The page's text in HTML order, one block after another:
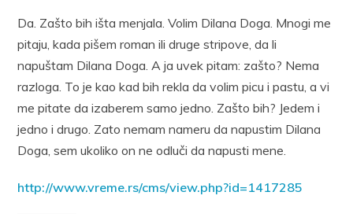
Da. Zašto bih išta menjala. Volim Dilana Doga. Mnogi me
pitaju, kada pišem roman ili druge stripove, da li
napuštam Dilana Doga. A ja uvek pitam: zašto? Nema
razloga. To je kao kad bih rekla da volim picu i pastu, a vi
me pitate da izaberem samo jedno. Zašto bih? Jedem i
jedno i drugo. Zato nemam nameru da napustim Dilana
Doga, sem ukoliko on ne odluči da napusti mene.
http://www.vreme.rs/cms/view.php?id=1417285